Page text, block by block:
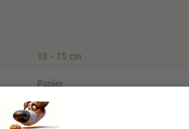
10 - 15 cm
Papier